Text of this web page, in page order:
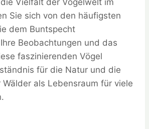
Sie sich von den häufigsten
dem Buntspecht
Beobachtungen und das
faszinierenden Vögel
für die Natur und die
als Lebensraum für viele